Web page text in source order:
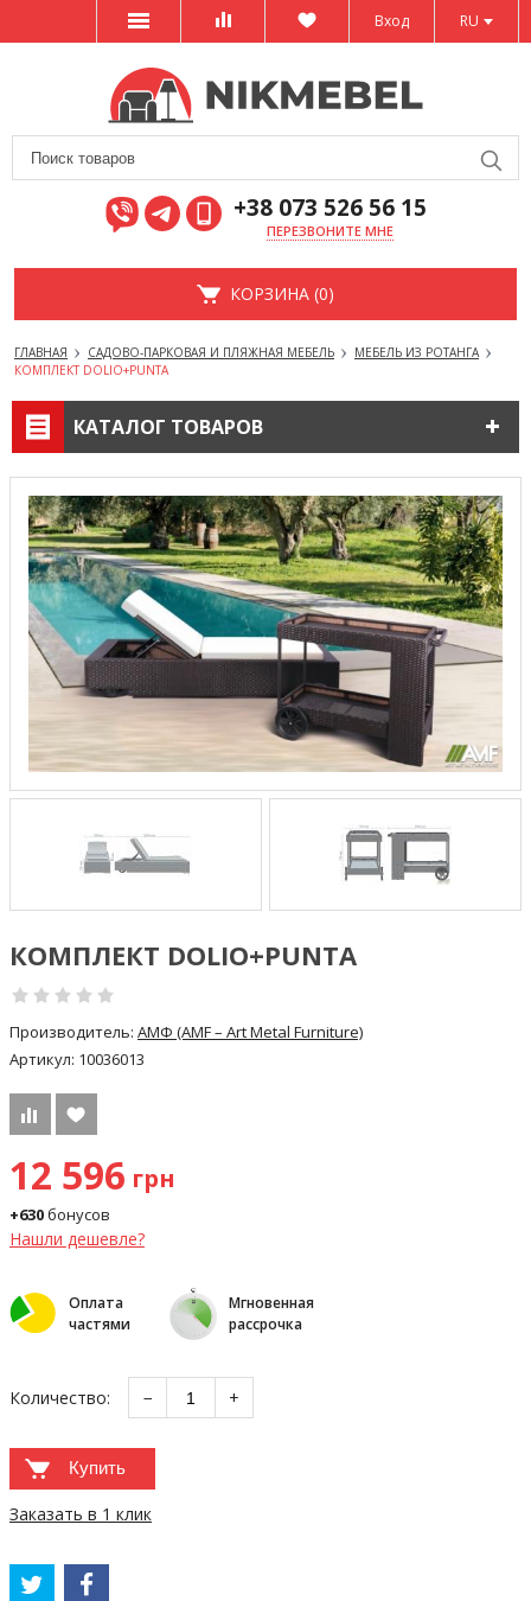
RU
Вход
+38 073 526 56 15
ПЕРЕЗВОНИТЕ МНЕ
КОРЗИНА (0)
ГЛАВНАЯ САДОВО-ПАРКОВАЯ И ПЛЯЖНАЯ МЕБЕЛЬ
МЕБЕЛЬ ИЗ РОТАНГА
КОМПЛЕКТ DOLIO+PUNTA
КАТАЛОГ ТОВАРОВ
КОМПЛЕКТ DOLIO+PUNTA
Производитель: АМФ (AMF – Art Metal Furniture)
Артикул: 10036013
12 596 грн
+630бонусов
Нашли дешевле?
Оплата
частями
Мгновенная
рассрочка
Количество: − +
Купить
Заказать в 1 клик